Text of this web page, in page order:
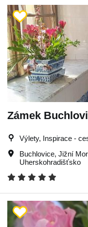
Zámek
Výlety, Inspirace -
Buchlovice, Jižní
Uherskohradišťsko